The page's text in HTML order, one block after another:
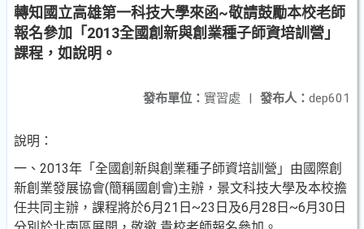
轉知國立高雄第一科技大學來函~敬請鼓勵本校老師
報名參加「2013全國創新與創業種子師資培訓營」
課程，如說明。
發布人： dep601
發布單位： 實習處 |
說明：
一、2013年「全國創新與創業種子師資培訓營」由國際創
新創業發展協會(簡稱國創會)主辦，景文科技大學及本校擔
任共同主辦，課程將於6月21日~23日及6月28日~6月30日